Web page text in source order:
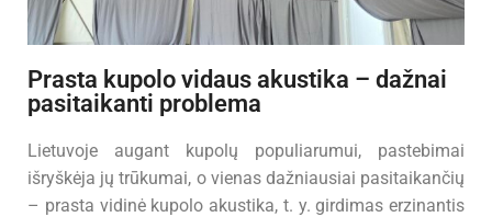
Prasta kupolo vidaus akustika – dažnai
pasitaikanti problema
Lietuvoje augant kupolų populiarumui, pastebimai
išryškėja jų trūkumai, o vienas dažniausiai pasitaikančių
– prasta vidinė kupolo akustika, t. y. girdimas erzinantis